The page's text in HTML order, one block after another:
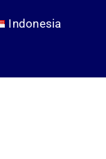
Indonesia